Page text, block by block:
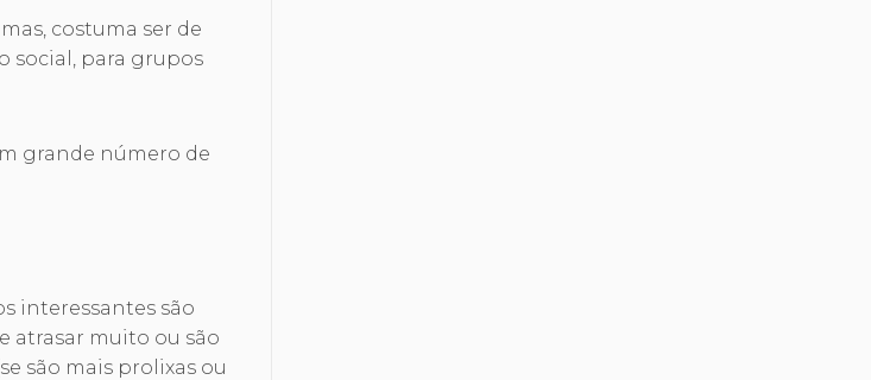
costuma ser de
social, para grupos
grande número de
interessantes são
atrasar muito ou são
são mais prolixas ou